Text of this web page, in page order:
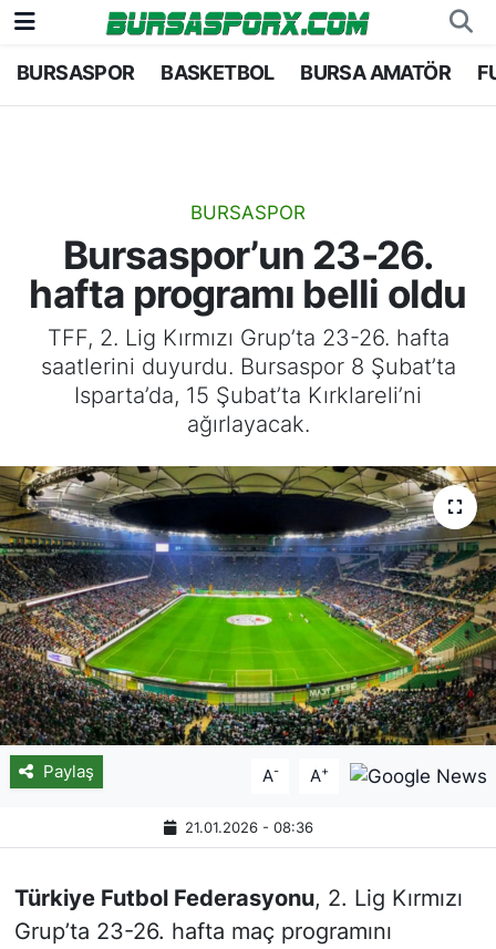
BURSASPOR BASKETBOL BURSA AMATÖR
BURSASPOR
Bursaspor’un 23-26.
hafta programı belli oldu
TFF, 2. Lig Kırmızı Grup’ta 23-26. hafta
saatlerini duyurdu. Bursaspor 8 Şubat’ta
Isparta’da, 15 Şubat’ta Kırklareli’ni
ağırlayacak.
Paylaş A- A+
21.01.2026 - 08:36
Türkiye Futbol Federasyonu, 2. Lig Kırmızı
Grup’ta 23-26. hafta maç programını
Bursaspor
Bursa Amatör
Hentbol
Voleybol
Bursa Nöbetçi Eczaneler
Bursa Trafik Yoğunluk Haritası
TFF 1.Lig Puan Durumu ve Fikstür
Tüm Manşetler
Son Dakika Haberleri
Haber Arşivi